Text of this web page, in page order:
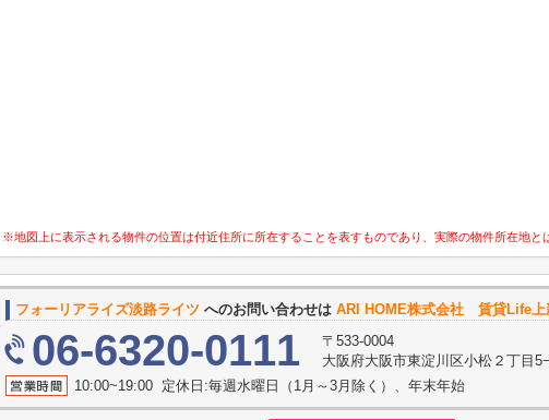
※地図上に表示される物件の位置は付近住所に所在することを表すものであり、実際の物件所在地と
フォーリアライズ淡路ライツ へのお問い合わせは ARI HOME株式会社 賃貸Life上
06-6320-0111
〒533-0004
大阪府大阪市東淀川区小松２丁目
10:00~19:00 定休日:毎週水曜日（1月～3月除く）、年末年始